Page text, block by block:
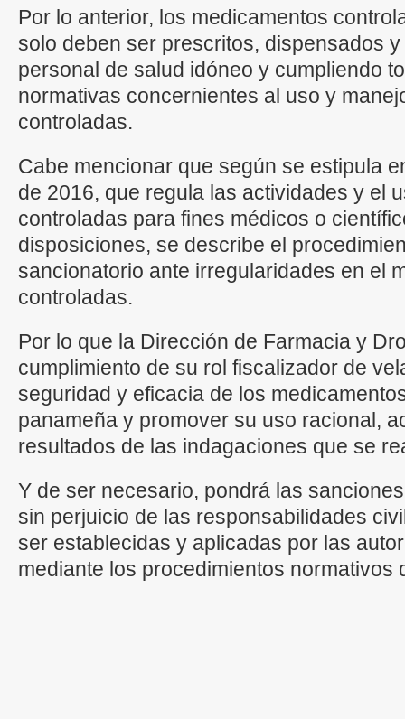
Por lo anterior, los medicamentos
solo deben ser prescritos, dispensados
personal de salud idóneo y cumpliendo
normativas concernientes al uso y
controladas.
Cabe mencionar que según se estipula
de 2016, que regula las actividades y el
controladas para fines médicos o
disposiciones, se describe el
sancionatorio ante irregularidades en el
controladas.
Por lo que la Dirección de Farmacia y
cumplimiento de su rol fiscalizador de
seguridad y eficacia de los
panameña y promover su uso racional,
resultados de las indagaciones que se
Y de ser necesario, pondrá las
sin perjuicio de las responsabilidades
ser establecidas y aplicadas por las
mediante los procedimientos normativos